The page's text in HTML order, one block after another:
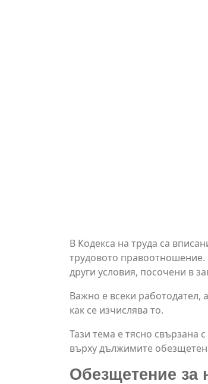
В Кодекса на труда са
трудовото правоотношение.
други условия, посочени в
Важно е всеки работодател,
как се изчислява то.
Тази тема е тясно свързана
върху дължимите
Обезщетение за